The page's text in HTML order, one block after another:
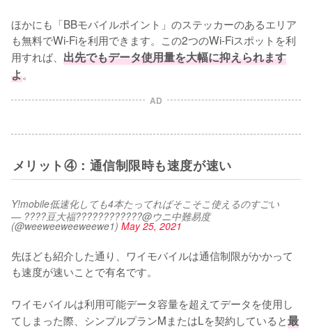
ほかにも「BBモバイルポイント」のステッカーのあるエリア
も無料でWi-Fiを利用できます。この2つのWi-Fiスポットを利
用すれば、 出先でもデータ使用量を大幅に抑えられます
よ。
AD
メリット④：通信制限時も速度が速い
Y!mobile低速化しても4本たってればそこそこ使えるのすごい
— ????豆大福????????????@ウニ中難易度
(@weeweeweeweewe1) May 25, 2021
先ほども紹介した通り、ワイモバイルは通信制限がかかって
も速度が速いことで有名です。
ワイモバイルは利用可能データ容量を超えてデータを使用し
てしまった際、シンプルプランMまたはLを契約していると最